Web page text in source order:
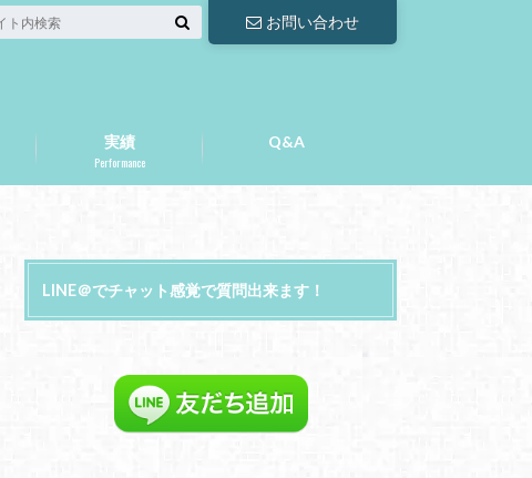
お問い合わせ
実績
Performance
Q&A
LINE＠でチャット感覚で質問出来ます！